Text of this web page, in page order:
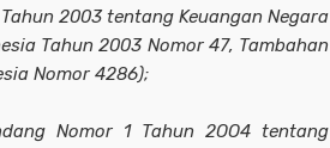
2003 tentang Keuangan Negara
Tahun 2003 Nomor 47, Tambahan
Nomor 4286);
Nomor 1 Tahun 2OO4 tentang